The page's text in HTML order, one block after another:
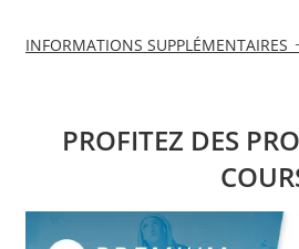
INFORMATIONS SUPPLÉMENTAIRES
PROFITEZ DES